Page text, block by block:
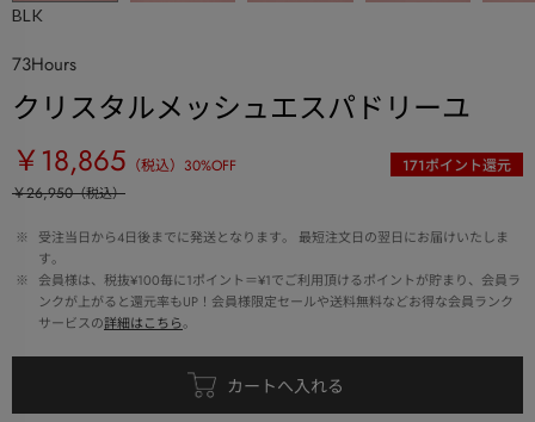
BLK
73Hours
クリスタルメッシュエスパドリーユ
￥18,865 （税込） 30%OFF 171ポイント還元
￥26,950（税込）
※
受注当日から4日後までに発送となります。 最短注文日の翌日にお届けいたしま
す。
※
会員様は、税抜¥100毎に1ポイント＝¥1でご利用頂けるポイントが貯まり、会員ラ
ンクが上がると還元率もUP！会員様限定セールや送料無料などお得な会員ランク
サービスの詳細はこちら。